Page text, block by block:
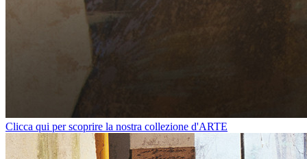
Clicca qui per scoprire la nostra collezione d'ARTE